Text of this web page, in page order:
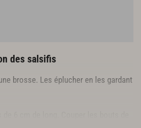
des salsifis
brosse. Les éplucher en les gardant